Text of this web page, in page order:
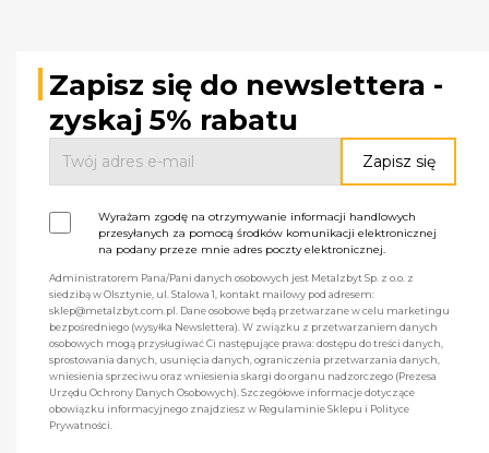
Zapisz się do newslettera -
zyskaj 5% rabatu
Wyrażam zgodę na otrzymywanie informacji handlowych
przesyłanych za pomocą środków komunikacji elektronicznej
na podany przeze mnie adres poczty elektronicznej.
Administratorem Pana/Pani danych osobowych jest Metalzbyt Sp. z o.o. z
siedzibą w Olsztynie, ul. Stalowa 1, kontakt mailowy pod adresem:
sklep@metalzbyt.com.pl. Dane osobowe będą przetwarzane w celu marketingu
bezpośredniego (wysyłka Newslettera). W związku z przetwarzaniem danych
osobowych mogą przysługiwać Ci następujące prawa: dostępu do treści danych,
sprostowania danych, usunięcia danych, ograniczenia przetwarzania danych,
wniesienia sprzeciwu oraz wniesienia skargi do organu nadzorczego (Prezesa
Urzędu Ochrony Danych Osobowych). Szczegółowe informacje dotyczące
obowiązku informacyjnego znajdziesz w Regulaminie Sklepu i Polityce
Prywatności.